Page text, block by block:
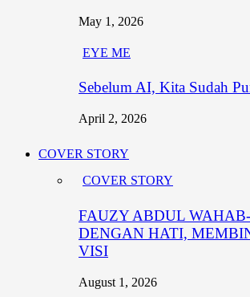
May 1, 2026
EYE ME
Sebelum AI, Kita Sudah
April 2, 2026
COVER STORY
COVER STORY
FAUZY ABDUL
DENGAN HATI,
VISI
August 1, 2026